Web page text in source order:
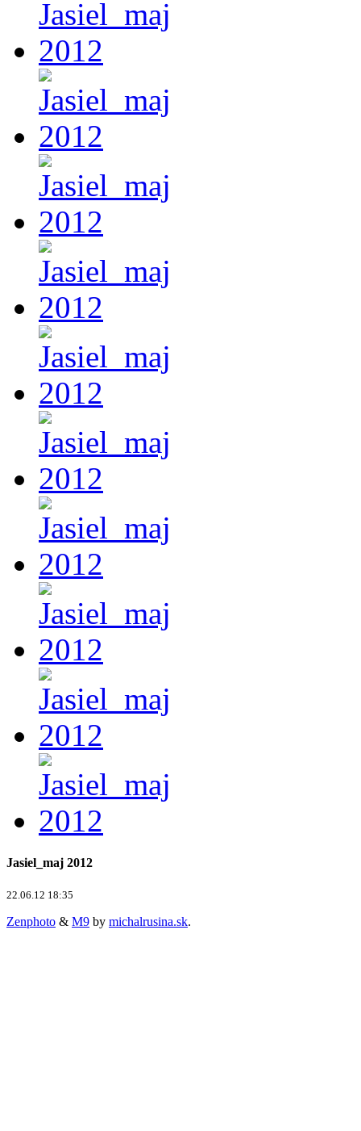
Jasiel_maj 2012
22.06.12 18:35
Zenphoto & M9 by michalrusina.sk.